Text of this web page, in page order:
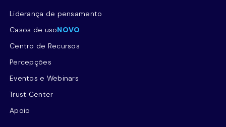
Liderança de pensamento
Casos de usoNOVO
Centro de Recursos
Percepções
Eventos e Webinars
Trust Center
Apoio